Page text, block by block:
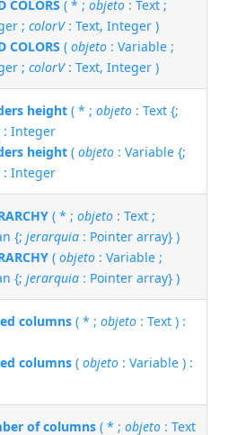
COLORS ( * ;objeto : Text ;
;colorV: Text, Integer )
COLORS (objeto : Variable ;
;colorV: Text, Integer )
height ( * ;objeto : Text {;
Integer
height (objeto : Variable {;
Integer
( * ;objeto : Text ;
{;jerarquia : Pointer array} )
(objeto : Variable ;
{;jerarquia : Pointer array} )
columns ( * ;objeto : Text ) :
columns (objeto : Variable ) :
of columns ( * ;objeto : Text